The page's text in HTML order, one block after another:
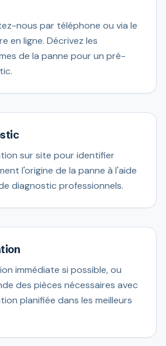
nous par téléphone ou via le
en ligne. Décrivez les
de la panne pour un pré-
sur site pour identifier
l'origine de la panne à l'aide
diagnostic professionnels.
immédiate si possible, ou
des pièces nécessaires avec
planifiée dans les meilleurs